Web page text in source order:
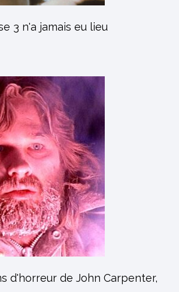
3 n'a jamais eu lieu
d'horreur de John Carpenter,